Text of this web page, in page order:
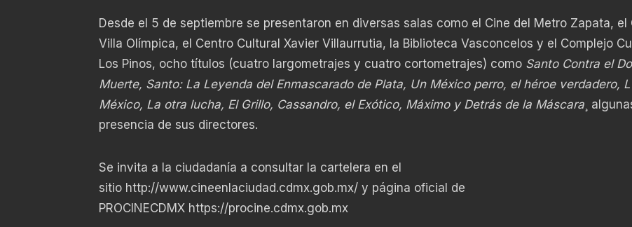
Desde el 5 de septiembre se presentaron en diversas salas como el Cine del Metro Zapata, el
Villa Olímpica, el Centro Cultural Xavier Villaurrutia, la Biblioteca Vasconcelos y el Complejo
Los Pinos, ocho títulos (cuatro largometrajes y cuatro cortometrajes) como Santo Contra el
Muerte, Santo: La Leyenda del Enmascarado de Plata, Un México perro, el héroe verdadero,
México, La otra lucha, El Grillo, Cassandro, el Exótico, Máximo y Detrás de la Máscara¸
presencia de sus directores.
Se invita a la ciudadanía a consultar la cartelera en el
sitio http://www.cineenlaciudad.cdmx.gob.mx/y página oficial de
PROCINECDMX https://procine.cdmx.gob.mx